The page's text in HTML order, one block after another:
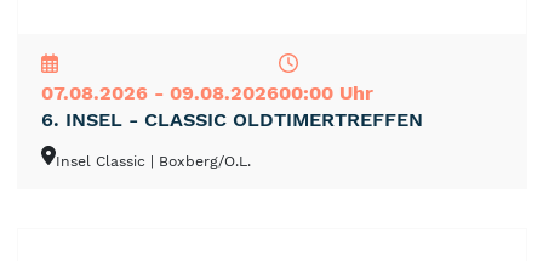
07.08.2026 - 09.08.202600:00 Uhr
6. INSEL - CLASSIC OLDTIMERTREFFEN
Insel Classic | Boxberg/O.L.